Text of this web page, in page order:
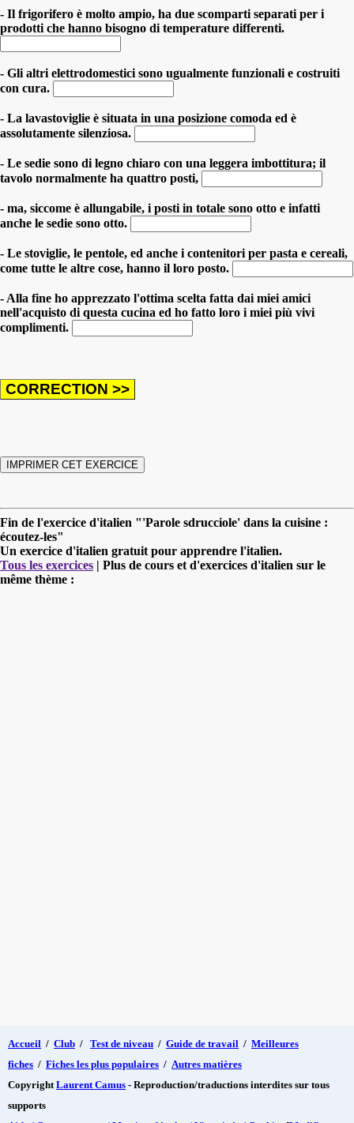
- Il frigorifero è molto ampio, ha due scomparti separati per i
prodotti che hanno bisogno di temperature differenti.
- Gli altri elettrodomestici sono ugualmente funzionali e costruiti
con cura.
- La lavastoviglie è situata in una posizione comoda ed è
assolutamente silenziosa.
- Le sedie sono di legno chiaro con una leggera imbottitura; il
tavolo normalmente ha quattro posti,
- ma, siccome è allungabile, i posti in totale sono otto e infatti
anche le sedie sono otto.
- Le stoviglie, le pentole, ed anche i contenitori per pasta e cereali,
come tutte le altre cose, hanno il loro posto.
- Alla fine ho apprezzato l'ottima scelta fatta dai miei amici
nell'acquisto di questa cucina ed ho fatto loro i miei più vivi
complimenti.
Fin de l'exercice d'italien "'Parole sdrucciole' dans la cuisine :
écoutez-les"
Un exercice d'italien gratuit pour apprendre l'italien.
Tous les exercices | Plus de cours et d'exercices d'italien sur le
même thème :
Accueil / Club / Test de niveau / Guide de travail / Meilleures
fiches / Fiches les plus populaires / Autres matières
Copyright Laurent Camus - Reproduction/traductions interdites sur tous
supports